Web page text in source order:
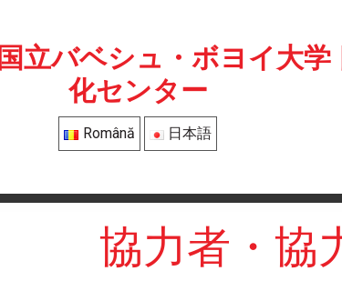
立バベシュ・ボヨイ大学
化センター
Română 日本語
協力者・協